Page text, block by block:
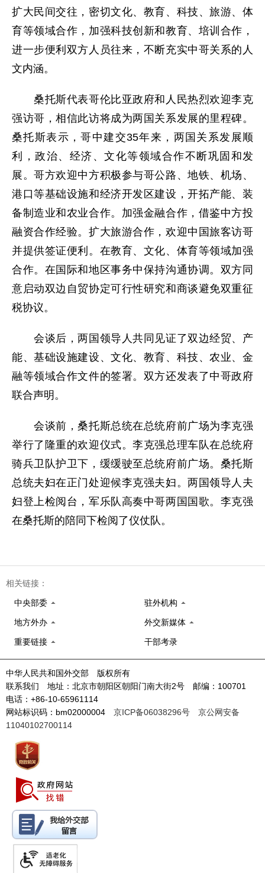
扩大民间交往，密切文化、教育、科技、旅游、体
育等领域合作，加强科技创新和教育、培训合作，
进一步便利双方人员往来，不断充实中哥关系的人
文内涵。
桑托斯代表哥伦比亚政府和人民热烈欢迎李克
强访哥，相信此访将成为两国关系发展的里程碑。
桑托斯表示，哥中建交35年来，两国关系发展顺
利，政治、经济、文化等领域合作不断巩固和发
展。哥方欢迎中方积极参与哥公路、地铁、机场、
港口等基础设施和经济开发区建设，开拓产能、装
备制造业和农业合作。加强金融合作，借鉴中方投
融资合作经验。扩大旅游合作，欢迎中国旅客访哥
并提供签证便利。在教育、文化、体育等领域加强
合作。在国际和地区事务中保持沟通协调。双方同
意启动双边自贸协定可行性研究和商谈避免双重征
税协议。
会谈后，两国领导人共同见证了双边经贸、产
能、基础设施建设、文化、教育、科技、农业、金
融等领域合作文件的签署。双方还发表了中哥政府
联合声明。
会谈前，桑托斯总统在总统府前广场为李克强
举行了隆重的欢迎仪式。李克强总理车队在总统府
骑兵卫队护卫下，缓缓驶至总统府前广场。桑托斯
总统夫妇在正门处迎候李克强夫妇。两国领导人夫
妇登上检阅台，军乐队高奏中哥两国国歌。李克强
在桑托斯的陪同下检阅了仪仗队。
相关链接：
中央部委 驻外机构
地方外办 外交新媒体
重要链接 干部考录
中华人民共和国外交部 版权所有
联系我们 地址：北京市朝阳区朝阳门南大街2号 邮编：100701
电话：+86-10-65961114
网站标识码：bm02000004 京ICP备06038296号
京公网安备
11040102700114